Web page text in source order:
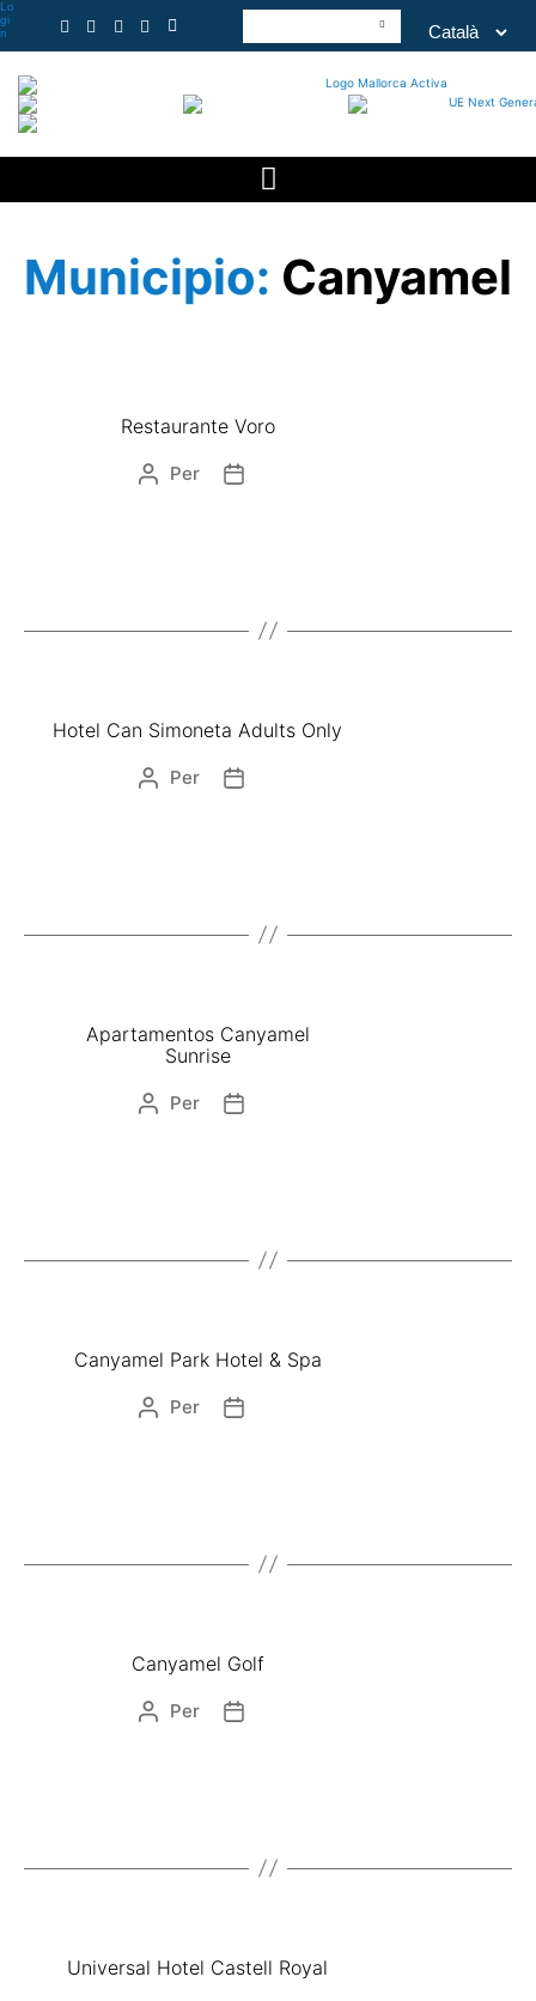
Lo
gi
n
Municipio: Canyamel
Restaurante Voro
Per
Hotel Can Simoneta Adults Only
Per
Apartamentos Canyamel
Sunrise
Per
Canyamel Park Hotel & Spa
Per
Canyamel Golf
Per
Universal Hotel Castell Royal